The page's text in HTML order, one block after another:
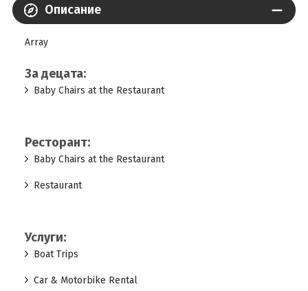
Описание
Array
За децата:
Baby Chairs at the Restaurant
Ресторант:
Baby Chairs at the Restaurant
Restaurant
Услуги:
Boat Trips
Car & Motorbike Rental